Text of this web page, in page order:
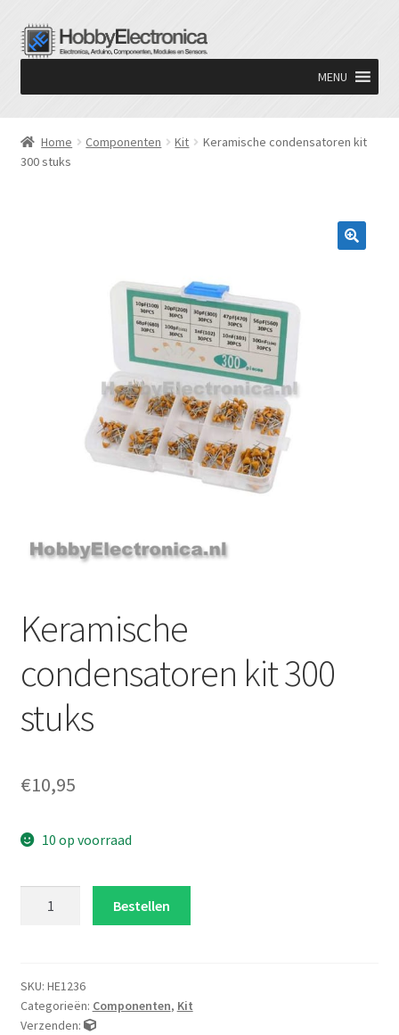
Ga
door
navigatie
Ga
naar
inhoud
MENU
Home Componenten Kit
Keramische condensatoren kit
300 stuks
Keramische
condensatoren kit 300
stuks
€10,95
10 op voorraad
stuks
aantal
Bestellen
SKU: HE1236
Categorieën: Componenten, Kit
Verzenden: